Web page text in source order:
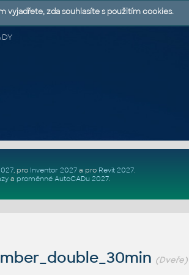
, pro Inventor 2027a pro Revit 2027.
a proměnné AutoCADu 2027.
(Dveře)
vyjadřete, zda souhlasíte s použitím cookies.